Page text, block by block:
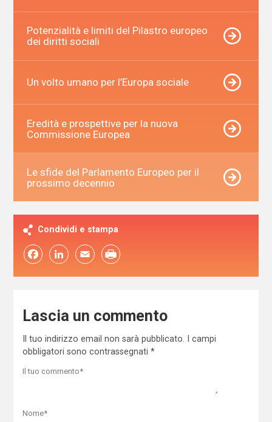
Potenzialità e limiti del Pilastro europeo
dei diritti sociali
Un volto umano per l’Europa sociale
Eredità e prospettive per la nuova
Commissione Europea
Le sfide del Parlamento Europeo per il
prossimo decennio
Condividi e stampa
FacebookLinkedIn Email
Lascia un commento
Il tuo indirizzo email non sarà pubblicato.
I campi
obbligatori sono contrassegnati *